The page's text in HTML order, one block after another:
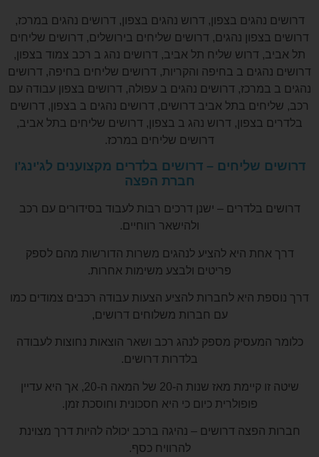
דרושים נהגים בצפון, דרוש נהגים בצפון, דרושים נהגים במרכז,
דרושים בצפון נהגים, דרושים שליחים בירושלים, דרושים שליחים
תל אביב, דרוש שליח תל אביב, דרושים נהג ב רכב צמוד בצפון,
דרושים נהגים ב בחיפה והקריות, דרושים שליחים בחיפה, דרושים
נהגים ב במרכז, דרושים נהגים ב עפולה, דרושים בצפון עבודה עם
רכב, שליחים בתל אביב דרושים, דרושים נהגים ב בצפון, דרושים
בלדרים בצפון, דרוש נהג ב בצפון, דרושים שליחים בתל אביב,
דרושים שליחים במרכז.
דרושים שליחים – דרושים בלדרים מקצוענים לג'ינג'ו
חברת הפצה
דרושים בלדרים – ישנן דרכים רבות לעבוד בסידורים עם רכב
ולהישאר רווחיים.
דרך אחת היא להציע לנהגים משרות הדורשות מהם לספק
פריטים ולבצע משימות אחרות.
דרך נוספת היא לחברות להציע הצעות עבודה רכבים צמודים כמו
עם חברות משלוחים דרושים,
כלומר המעסיק מספק לנהג רכב ושאר הוצאות נחוצות לעבודה
בלדרות דרושים.
שיטה זו קיימת מאז שנות ה-20 של המאה ה-20, אך היא עדיין
פופולרית כיום כי היא חסכונית וחוסכת זמן.
חברות הפצה דרושים – נהיגה ברכב יכולה להיות דרך מצוינת
להרוויח כסף.